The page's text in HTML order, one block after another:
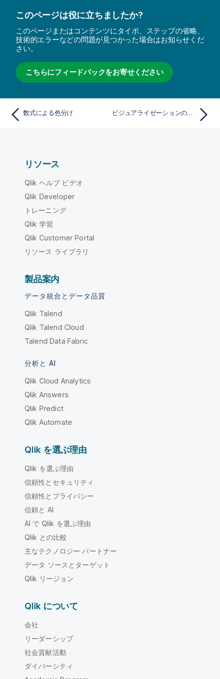
このページは役に立ちましたか?
このページまたはコンテンツにタイポ、ステップの省略、
技術的エラーなどの問題が見つかった場合はお知らせくだ
さい。
こちらにフィードバックをお寄せください
数式による色分け ビジュアライゼーションの色設定の例
リソース
Qlik ヘルプ ビデオ
Qlik Developer
トレーニング
Qlik 学習
Qlik Customer Portal
リソース ライブラリ
製品案内
データ統合とデータ品質
Qlik Talend
Qlik Talend Cloud
Talend Data Fabric
分析と AI
Qlik Cloud Analytics
Qlik Answers
Qlik Predict
Qlik Automate
Qlik を選ぶ理由
Qlik を選ぶ理由
信頼性とセキュリティ
信頼性とプライバシー
信頼と AI
AI で Qlik を選ぶ理由
Qlik との比較
主なテクノロジー パートナー
データ ソースとターゲット
Qlik リージョン
Qlik について
会社
リーダーシップ
社会貢献活動
ダイバーシティ